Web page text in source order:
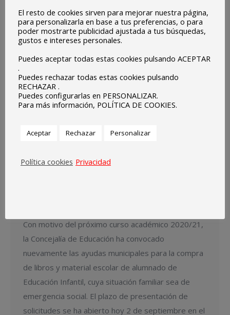
supone tener que cambiar los horarios y la
organización de los grupos. Por ello os
Con motivo del próximo curso académico 2020/21,
la Concejalía de Educación ha convocado
nuevamente las ayudas municipales para la compra
de libros y material escolar de alumnado de
Educación Infantil, cuya situación familiar sea de
emergencia social. El plazo de presentación de
solicitudes se ha abierto hoy 2 de septiembre en el
El resto de cookies sirven para mejorar nuestra página,
para personalizarla en base a tus preferencias, o para
poder mostrarte publicidad ajustada a tus búsquedas,
gustos e intereses personales.
Puedes aceptar todas estas cookies pulsando ACEPTAR
.
Puedes rechazar todas estas cookies pulsando
RECHAZAR .
Puedes configurarlas en PERSONALIZAR.
Para más información, POLÍTICA DE COOKIES.
Aceptar Rechazar Personalizar
Política cookies Privacidad